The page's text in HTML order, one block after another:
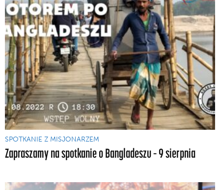
SPOTKANIE Z MISJONARZEM
Zapraszamy na spotkanie o Bangladeszu – 9 sierpnia